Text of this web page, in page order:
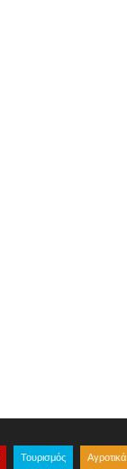
Τουρισμός Αγροτικά